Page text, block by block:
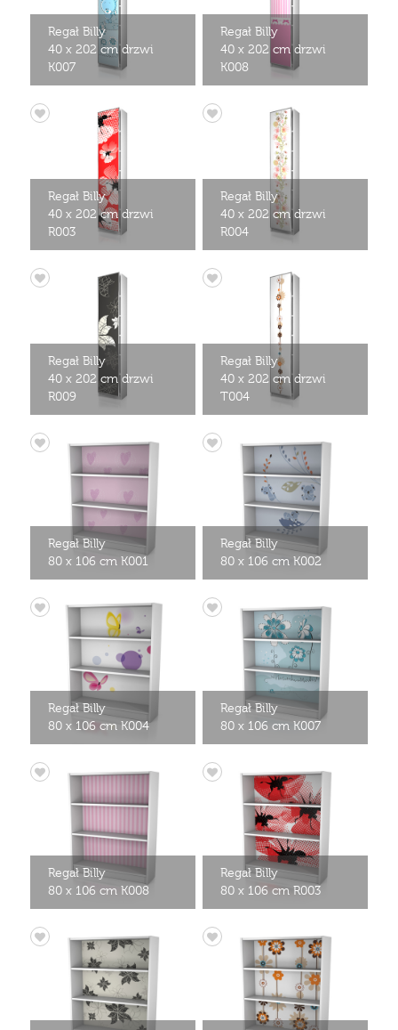
Regał Billy
40 x 202 cm drzwi
K007
Regał Billy
40 x 202 cm drzwi
K008
Regał Billy
40 x 202 cm drzwi
R003
Regał Billy
40 x 202 cm drzwi
R004
Regał Billy
40 x 202 cm drzwi
R009
Regał Billy
40 x 202 cm drzwi
T004
Regał Billy
80 x 106 cm K001
Regał Billy
80 x 106 cm K002
Regał Billy
80 x 106 cm K004
Regał Billy
80 x 106 cm K007
Regał Billy
80 x 106 cm K008
Regał Billy
80 x 106 cm R003